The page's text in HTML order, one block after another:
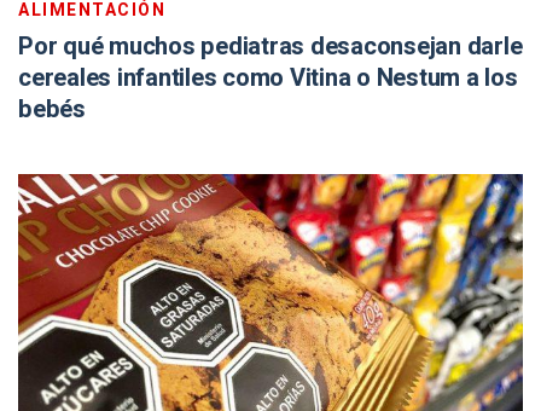
ALIMENTACIÓN
Por qué muchos pediatras desaconsejan darle
cereales infantiles como Vitina o Nestum a los
bebés